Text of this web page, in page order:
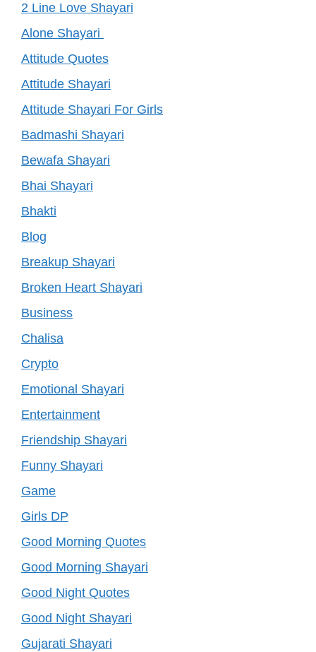
2 Line Love Shayari
Alone Shayari
Attitude Quotes
Attitude Shayari
Attitude Shayari For Girls
Badmashi Shayari
Bewafa Shayari
Bhai Shayari
Bhakti
Blog
Breakup Shayari
Broken Heart Shayari
Business
Chalisa
Crypto
Emotional Shayari
Entertainment
Friendship Shayari
Funny Shayari
Game
Girls DP
Good Morning Quotes
Good Morning Shayari
Good Night Quotes
Good Night Shayari
Gujarati Shayari